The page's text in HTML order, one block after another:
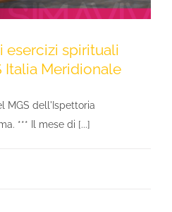
esercizi spirituali
Italia Meridionale
MGS dell'Ispettoria
*** Il mese di [...]